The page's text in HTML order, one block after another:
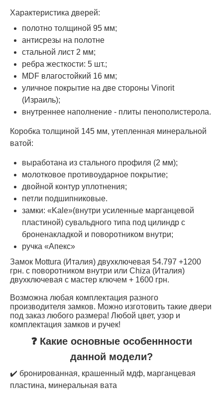
Характеристика дверей:
полотно толщиной 95 мм;
антисрезы на полотне
стальной лист 2 мм;
ребра жесткости: 5 шт.;
MDF влагостойкий 16 мм;
уличное покрытие на две стороны Vinorit
(Израиль);
внутреннее наполнение - плиты пенополистерола.
Коробка толщиной 145 мм, утепленная минеральной
ватой:
выработана из стального профиля (2 мм);
молотковое противоударное покрытие;
двойной контур уплотнения;
петли подшипниковые.
замки: «Kale»(внутри усиленные марганцевой
пластиной) сувальдного типа под цилиндр с
броненакладкой и поворотником внутри;
ручка «Апекс»
Замок Mottura (Италия) двухключевая 54.797 +1200
грн. с поворотником внутри или Chiza (Италия)
двухключевая с мастер ключем + 1600 грн.
Возможна любая комплектация разного
производителя замков. Можно изготовить такие двери
под заказ любого размера! Любой цвет, узор и
комплектация замков и ручек!
❓ Какие основные особеннности
данной модели?
✔️ бронированная, крашенный мдф, марганцевая
пластина, минеральная вата